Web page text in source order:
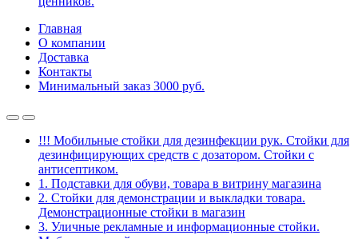
Главная
О компании
Доставка
Контакты
Минимальный заказ 3000 руб.
!!! Мобильные стойки для дезинфекции рук. Стойки для
дезинфицирующих средств с дозатором. Стойки с
антисептиком.
1. Подставки для обуви, товара в витрину магазина
2. Стойки для демонстрации и выкладки товара.
Демонстрационные стойки в магазин
3. Уличные рекламные и информационные стойки.